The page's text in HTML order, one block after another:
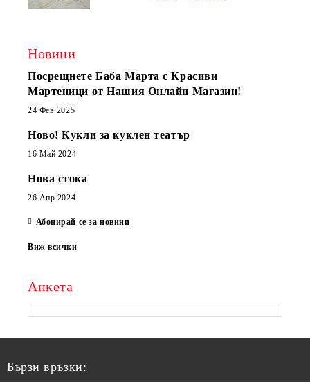
Новини
Посрещнете Баба Марта с Красиви
Мартеници от Нашия Онлайн Магазин!
24 Фев 2025
Ново! Кукли за куклен театър
16 Май 2024
Нова стока
26 Апр 2024
Абонирай се за новини
Виж всички
Анкета
Бързи връзки: